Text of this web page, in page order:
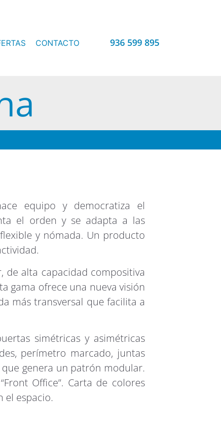
CONTACTO 936 599 895
equipo y democratiza el
el orden y se adapta a las
y nómada. Un producto
de alta capacidad compositiva
gama ofrece una nueva visión
más transversal que facilita a
simétricas y asimétricas
perímetro marcado, juntas
genera un patrón modular.
Office”. Carta de colores
el espacio.